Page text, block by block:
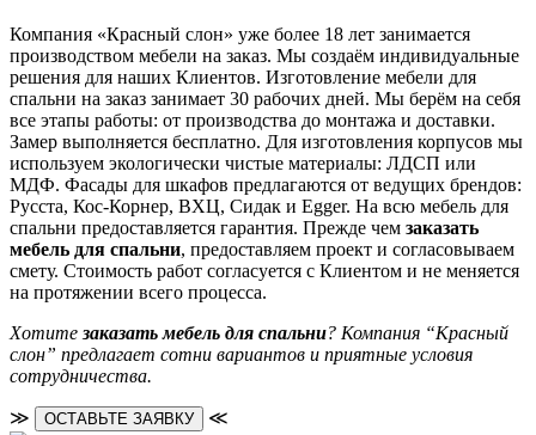
Компания «Красный слон» уже более 18 лет занимается
производством мебели на заказ. Мы создаём индивидуальные
решения для наших Клиентов. Изготовление мебели для
спальни на заказ занимает 30 рабочих дней. Мы берём на себя
все этапы работы: от производства до монтажа и доставки.
Замер выполняется бесплатно. Для изготовления корпусов мы
используем экологически чистые материалы: ЛДСП или
МДФ. Фасады для шкафов предлагаются от ведущих брендов:
Русста, Кос-Корнер, ВХЦ, Сидак и Egger. На всю мебель для
спальни предоставляется гарантия. Прежде чем заказать
мебель для спальни, предоставляем проект и согласовываем
смету. Стоимость работ согласуется с Клиентом и не меняется
на протяжении всего процесса.
Хотите заказать мебель для спальни? Компания “Красный
слон” предлагает сотни вариантов и приятные условия
сотрудничества.
≫ ОСТАВЬТЕ ЗАЯВКУ ≪